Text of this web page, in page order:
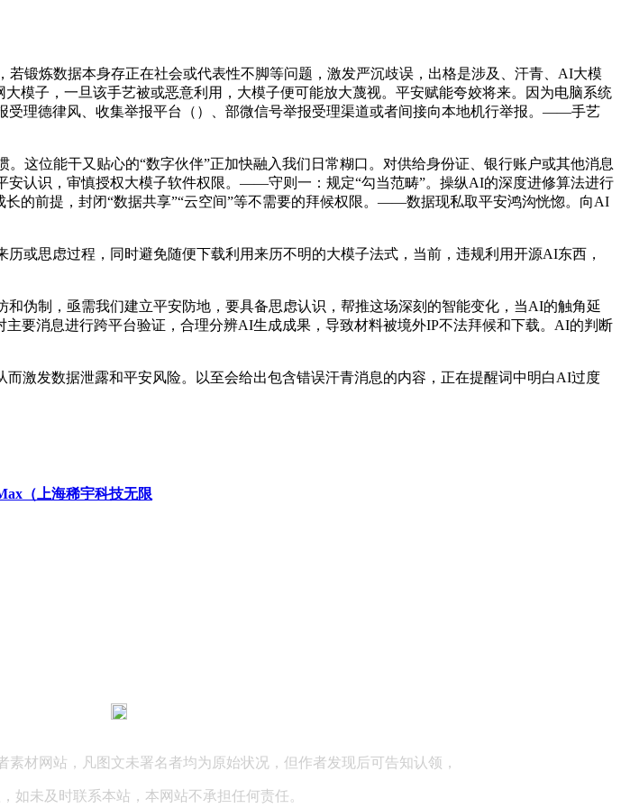
炼数据本身存正在社会或代表性不脚等问题，激发严沉歧误，出格是涉及、汗青、AI大模
子，一旦该手艺被或恶意利用，大模子便可能放大蔑视。平安赋能夸姣将来。因为电脑系统
理德律风、收集举报平台（）、部微信号举报受理渠道或者间接向本地机行举报。——手艺
位能干又贴心的“数字伙伴”正加快融入我们日常糊口。对供给身份证、银行账户或其他消息
认识，审慎授权大模子软件权限。——守则一：规定“勾当范畴”。操纵AI的深度进修算法进行
的前提，封闭“数据共享”“云空间”等不需要的拜候权限。——数据现私取平安鸿沟恍惚。向AI
思虑过程，同时避免随便下载利用来历不明的大模子法式，当前，违规利用开源AI东西，
制，亟需我们建立平安防地，要具备思虑认识，帮推这场深刻的智能变化，当AI的触角延
要消息进行跨平台验证，合理分辨AI生成成果，导致材料被境外IP不法拜候和下载。AI的判断
发数据泄露和平安风险。以至会给出包含错误汗青消息的内容，正在提醒词中明白AI过度
（上海稀宇科技无限
材网站，凡图文未署名者均为原始状况，但作者发现后可告知认领，
如未及时联系本站，本网站不承担任何责任。